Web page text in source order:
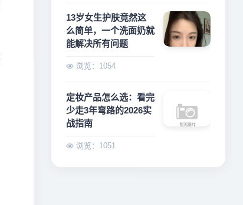
13岁女生护肤竟然这
么简单，一个洗面奶就
能解决所有问题
浏览：1054
定妆产品怎么选：看完
少走3年弯路的2026实
战指南
浏览：1051